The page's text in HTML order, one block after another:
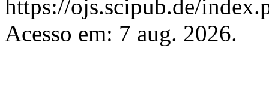
https://ojs.scipub.de/
Acesso em: 7 aug. 2026.